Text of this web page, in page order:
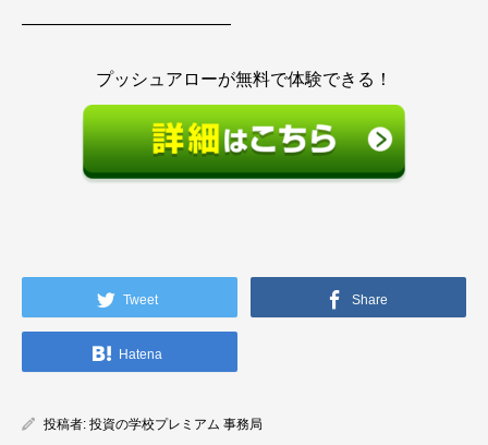
————————————
プッシュアローが無料で体験できる！
Tweet Share
Hatena
投稿者: 投資の学校プレミアム 事務局